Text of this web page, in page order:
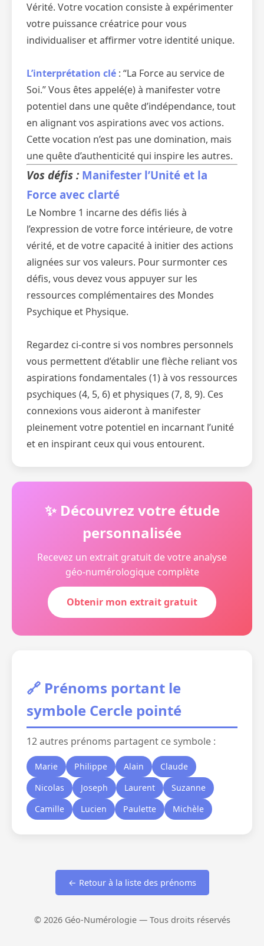
Vérité. Votre vocation consiste à expérimenter
votre puissance créatrice pour vous
individualiser et affirmer votre identité unique.
L’interprétation clé : “La Force au service de
Soi.” Vous êtes appelé(e) à manifester votre
potentiel dans une quête d’indépendance, tout
en alignant vos aspirations avec vos actions.
Cette vocation n’est pas une domination, mais
une quête d’authenticité qui inspire les autres.
Vos défis : Manifester l’Unité et la
Force avec clarté
Le Nombre 1 incarne des défis liés à
l’expression de votre force intérieure, de votre
vérité, et de votre capacité à initier des actions
alignées sur vos valeurs. Pour surmonter ces
défis, vous devez vous appuyer sur les
ressources complémentaires des Mondes
Psychique et Physique.
Regardez ci-contre si vos nombres personnels
vous permettent d’établir une flèche reliant vos
aspirations fondamentales (1) à vos ressources
psychiques (4, 5, 6) et physiques (7, 8, 9). Ces
connexions vous aideront à manifester
pleinement votre potentiel en incarnant l’unité
et en inspirant ceux qui vous entourent.
✨ Découvrez votre étude
personnalisée
Recevez un extrait gratuit de votre analyse
géo-numérologique complète
Obtenir mon extrait gratuit
🔗 Prénoms portant le
symbole Cercle pointé
12 autres prénoms partagent ce symbole :
Marie Philippe Alain
Claude
Nicolas
Joseph Laurent
Suzanne
Camille
Lucien Paulette Michèle
← Retour à la liste des prénoms
© 2026 Géo-Numérologie — Tous droits réservés